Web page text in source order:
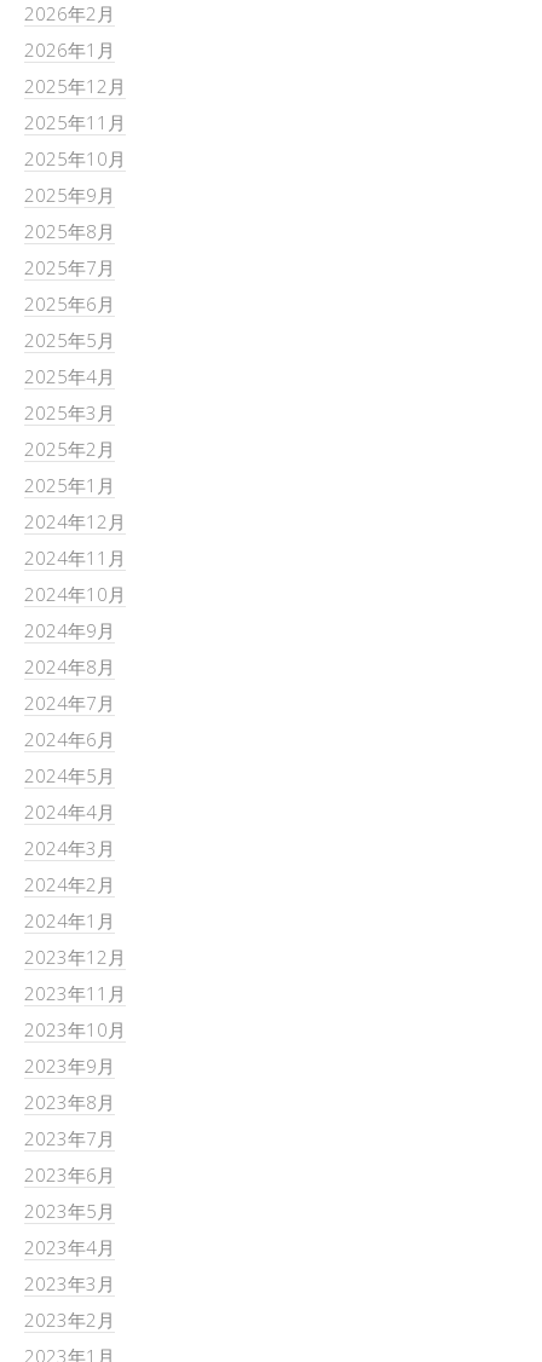
2026年2月
2026年1月
2025年12月
2025年11月
2025年10月
2025年9月
2025年8月
2025年7月
2025年6月
2025年5月
2025年4月
2025年3月
2025年2月
2025年1月
2024年12月
2024年11月
2024年10月
2024年9月
2024年8月
2024年7月
2024年6月
2024年5月
2024年4月
2024年3月
2024年2月
2024年1月
2023年12月
2023年11月
2023年10月
2023年9月
2023年8月
2023年7月
2023年6月
2023年5月
2023年4月
2023年3月
2023年2月
2023年1月